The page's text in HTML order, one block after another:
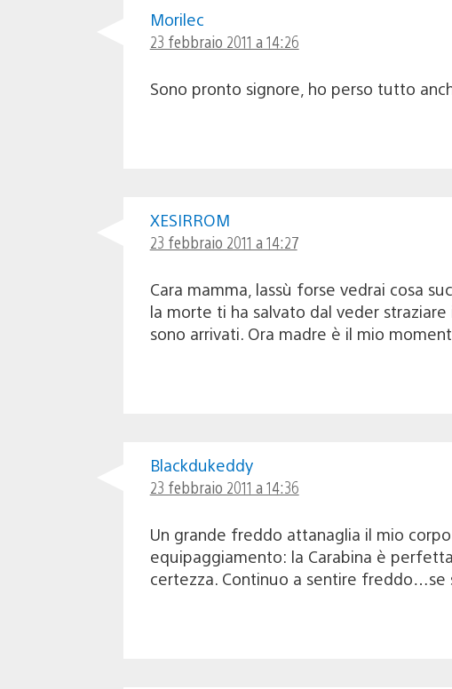
Morilec
23 febbraio 2011 a 14:26
Sono pronto signore, ho perso tutto
XESIRROM
23 febbraio 2011 a 14:27
Cara mamma, lassù forse vedrai cosa
la morte ti ha salvato dal veder
sono arrivati. Ora madre è il mio
Blackdukeddy
23 febbraio 2011 a 14:36
Un grande freddo attanaglia il mio
equipaggiamento: la Carabina è
certezza. Continuo a sentire